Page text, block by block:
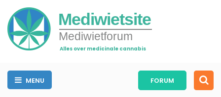
Mediwietsite
Mediwietforum
Alles over medicinale cannabis
MENU FORUM